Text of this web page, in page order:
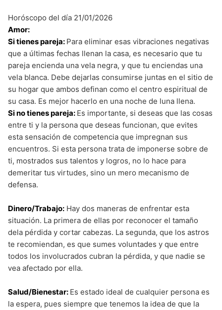
Horóscopo del día 21/01/2026
Amor:
Si tienes pareja: Para eliminar esas vibraciones negativas
que a últimas fechas llenan la casa, es necesario que tu
pareja encienda una vela negra, y que tu enciendas una
vela blanca. Debe dejarlas consumirse juntas en el sitio de
su hogar que ambos definan como el centro espiritual de
su casa. Es mejor hacerlo en una noche de luna llena.
Si no tienes pareja: Es importante, si deseas que las cosas
entre ti y la persona que deseas funcionan, que evites
esta sensación de competencia que impregnan sus
encuentros. Si esta persona trata de imponerse sobre de
ti, mostrados sus talentos y logros, no lo hace para
demeritar tus virtudes, sino un mero mecanismo de
defensa.
Dinero/Trabajo: Hay dos maneras de enfrentar esta
situación. La primera de ellas por reconocer el tamaño
dela pérdida y cortar cabezas. La segunda, que los astros
te recomiendan, es que sumes voluntades y que entre
todos los involucrados cubran la pérdida, y que nadie se
vea afectado por ella.
Salud/Bienestar: Es estado ideal de cualquier persona es
la espera, pues siempre que tenemos la idea de que la